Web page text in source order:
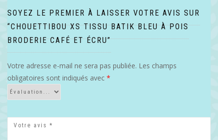
SOYEZ LE PREMIER À LAISSER VOTRE AVIS SUR
“CHOUETTIBOU XS TISSU BATIK BLEU À POIS
BRODERIE CAFÉ ET ÉCRU”
Votre adresse e-mail ne sera pas publiée. Les champs
obligatoires sont indiqués avec *